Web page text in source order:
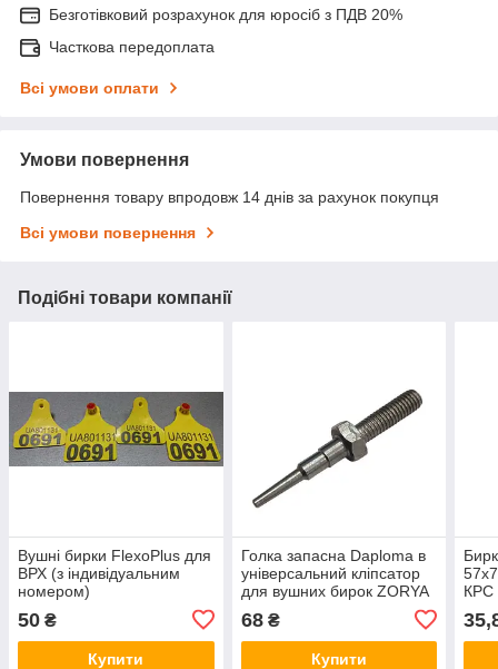
Безготівковий розрахунок для юросіб з ПДВ 20%
Часткова передоплата
Всі умови оплати
Умови повернення
Повернення товару впродовж 14 днів за рахунок покупця
Всі умови повернення
Подібні товари компанії
Вушні бирки FlexoPlus для
ВРХ (з індивідуальним
номером)
50 ₴
Купити
Голка запасна Daploma в
універсальний кліпсатор
для вушних бирок ZORYA
68₴
Купити
КРС